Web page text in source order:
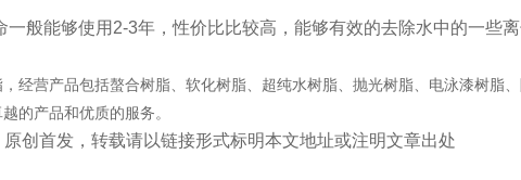
般能够使用2-3年，性价比比较高，能够有效的去除水中的一些离
经营产品包括螯合树脂、软化树脂、超纯水树脂、抛光树脂、电泳漆树脂
的产品和优质的服务。
创首发，转载请以链接形式标明本文地址或注明文章出处